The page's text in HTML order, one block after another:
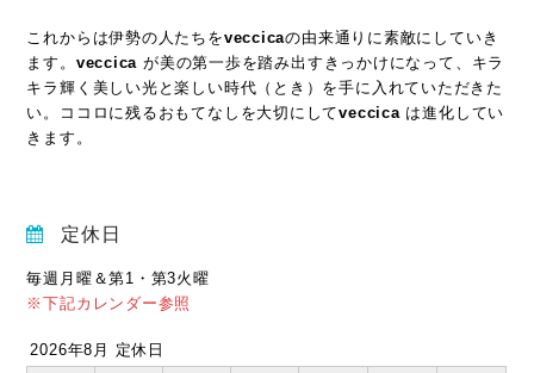
これからは伊勢の人たちをveccicaの由来通りに素敵にしていき
ます。 veccica が美の第一歩を踏み出すきっかけになって、キラ
キラ輝く美しい光と楽しい時代（とき）を手に入れていただきた
い。ココロに残るおもてなしを大切にしてveccicaは進化してい
きます。
定休日
毎週月曜＆第1・第3火曜
※下記カレンダー参照
2026年8月 定休日